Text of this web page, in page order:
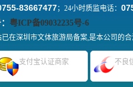
83667477；24小时质监电话：
粤ICP备09032235号-6
深圳市文体旅游局备案,是本公司的
支付宝认证商家 不良